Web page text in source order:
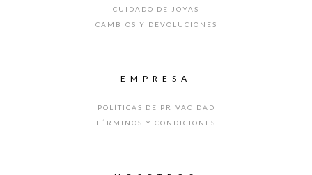
CUIDADO DE JOYAS
CAMBIOS Y DEVOLUCIONES
EMPRESA
POLÍTICAS DE PRIVACIDAD
TÉRMINOS Y CONDICIONES